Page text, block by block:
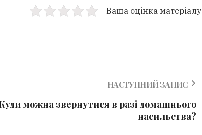
Ваша оцінка матеріалу
НАСТУПНИЙ ЗАПИС
можна звернутися в разі домашнього
насильства?